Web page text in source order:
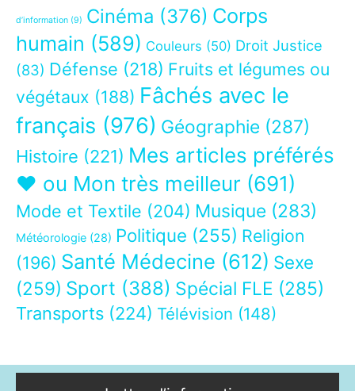
d’information (9) Cinéma (376) Corps
humain (589) Couleurs (50) Droit Justice
(83) Défense (218) Fruits et légumes ou
végétaux (188) Fâchés avec le
français (976) Géographie (287)
Histoire (221) Mes articles préférés
❤ ou Mon très meilleur (691)
Mode et Textile (204) Musique (283)
Météorologie (28) Politique (255) Religion
(196) Santé Médecine (612) Sexe
(259) Sport (388) Spécial FLE (285)
Transports (224) Télévision (148)